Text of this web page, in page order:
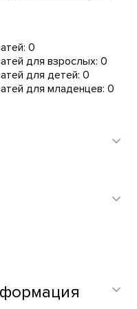
0
для взрослых: 0
для детей: 0
для младенцев: 0